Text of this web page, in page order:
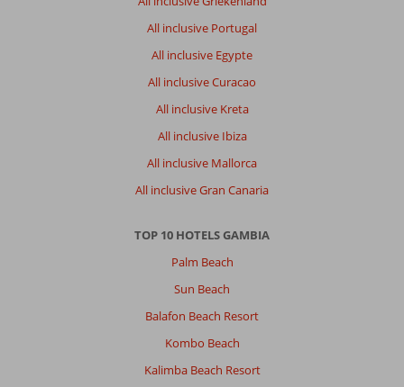
All inclusive Portugal
All inclusive Egypte
All inclusive Curacao
All inclusive Kreta
All inclusive Ibiza
All inclusive Mallorca
All inclusive Gran Canaria
TOP 10 HOTELS GAMBIA
Palm Beach
Sun Beach
Balafon Beach Resort
Kombo Beach
Kalimba Beach Resort